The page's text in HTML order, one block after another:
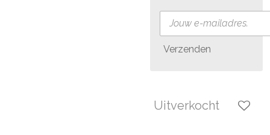
Verzenden
Uitverkocht